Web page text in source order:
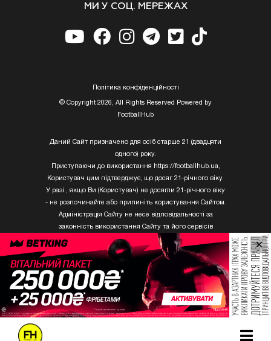
МИ У СОЦ. МЕРЕЖАХ
Полiтика конфiденцiйностi
© Copyright 2026, All Rights Reserved Powered by
FootballHub
Даний Сайт призначено для осіб старше 21 (двадцяти
одного) року.
Приступаючи до використання https://footballhub.ua,
Користувач цим підтверджує, що досяг 21-річного віку.
У разі , якщо Ви (Користувач) не досягли 21-річного віку
- не розпочинайте або припиніть користування Сайтом.
Адміністрація Сайту не несе відповідальності за
законність використання Сайту та його сервісів
Користувачем, який не досяг 21-річного віку.
Твори Getty Images, що розміщені на сайті, не можуть
бути використані третіми особами без письмового
дозволу ТОВ «ГЛОБАЛ ІМІДЖЕС ЮКРЕЙН.
×